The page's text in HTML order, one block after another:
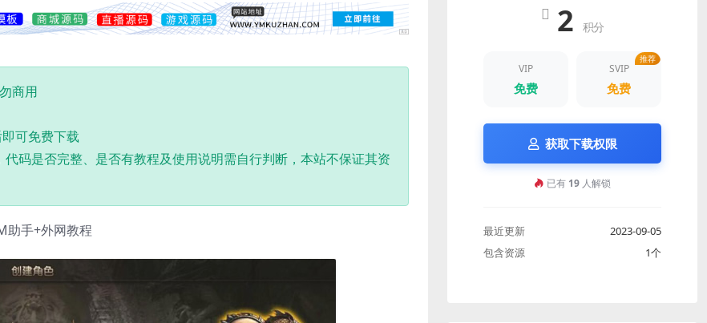
商用
即可免费下载
码是否完整、是否有教程及使用说明需自行判断，本站不保证其资
助手+外网教程
2 积分
VIP
免费
推荐
SVIP
免费
获取下载权限
已有 19人解锁
最近更新
2023-09-05
包含资源
1个